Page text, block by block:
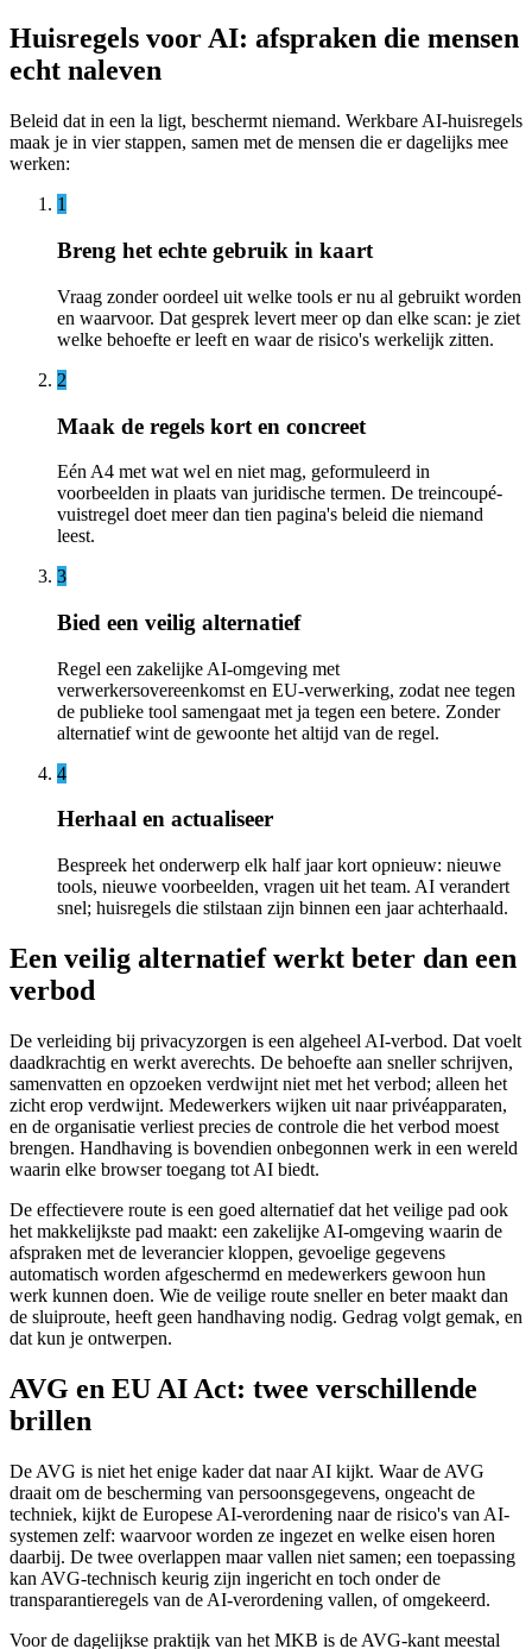
Huisregels voor AI: afspraken die mensen
echt naleven
Beleid dat in een la ligt, beschermt niemand. Werkbare AI-huisregels
maak je in vier stappen, samen met de mensen die er dagelijks mee
werken:
1
Breng het echte gebruik in kaart
Vraag zonder oordeel uit welke tools er nu al gebruikt worden
en waarvoor. Dat gesprek levert meer op dan elke scan: je ziet
welke behoefte er leeft en waar de risico's werkelijk zitten.
2
Maak de regels kort en concreet
Eén A4 met wat wel en niet mag, geformuleerd in
voorbeelden in plaats van juridische termen. De treincoupé-
vuistregel doet meer dan tien pagina's beleid die niemand
leest.
3
Bied een veilig alternatief
Regel een zakelijke AI-omgeving met
verwerkersovereenkomst en EU-verwerking, zodat nee tegen
de publieke tool samengaat met ja tegen een betere. Zonder
alternatief wint de gewoonte het altijd van de regel.
4
Herhaal en actualiseer
Bespreek het onderwerp elk half jaar kort opnieuw: nieuwe
tools, nieuwe voorbeelden, vragen uit het team. AI verandert
snel; huisregels die stilstaan zijn binnen een jaar achterhaald.
Een veilig alternatief werkt beter dan een
verbod
De verleiding bij privacyzorgen is een algeheel AI-verbod. Dat voelt
daadkrachtig en werkt averechts. De behoefte aan sneller schrijven,
samenvatten en opzoeken verdwijnt niet met het verbod; alleen het
zicht erop verdwijnt. Medewerkers wijken uit naar privéapparaten,
en de organisatie verliest precies de controle die het verbod moest
brengen. Handhaving is bovendien onbegonnen werk in een wereld
waarin elke browser toegang tot AI biedt.
De effectievere route is een goed alternatief dat het veilige pad ook
het makkelijkste pad maakt: een zakelijke AI-omgeving waarin de
afspraken met de leverancier kloppen, gevoelige gegevens
automatisch worden afgeschermd en medewerkers gewoon hun
werk kunnen doen. Wie de veilige route sneller en beter maakt dan
de sluiproute, heeft geen handhaving nodig. Gedrag volgt gemak, en
dat kun je ontwerpen.
AVG en EU AI Act: twee verschillende
brillen
De AVG is niet het enige kader dat naar AI kijkt. Waar de AVG
draait om de bescherming van persoonsgegevens, ongeacht de
techniek, kijkt de Europese AI-verordening naar de risico's van AI-
systemen zelf: waarvoor worden ze ingezet en welke eisen horen
daarbij. De twee overlappen maar vallen niet samen; een toepassing
kan AVG-technisch keurig zijn ingericht en toch onder de
transparantieregels van de AI-verordening vallen, of omgekeerd.
Voor de dagelijkse praktijk van het MKB is de AVG-kant meestal